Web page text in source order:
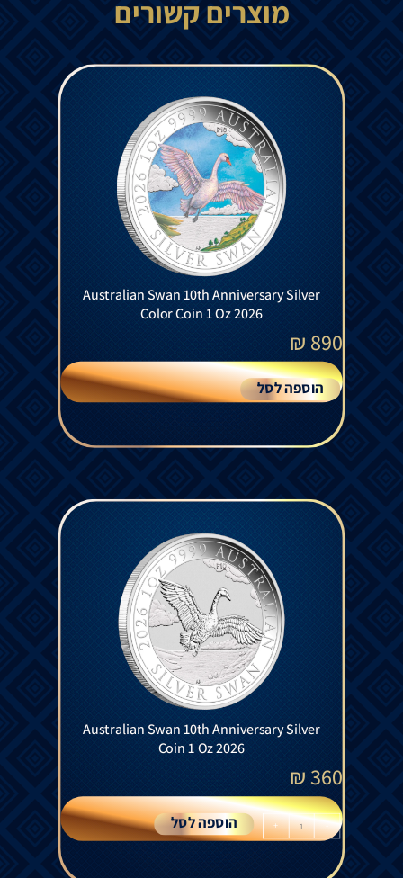
מוצרים קשורים
Australian Swan 10th Anniversary Silver
Color Coin 1 Oz 2026
890
₪
הוספה לסל
Australian Swan 10th Anniversary Silver
Coin 1 Oz 2026
360
₪
-
+ הוספה לסל